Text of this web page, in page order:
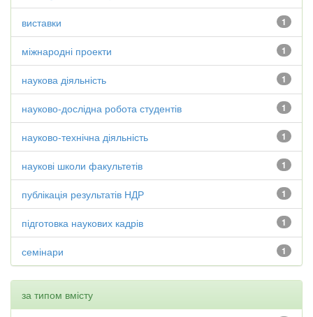
1
виставки
1
міжнародні проекти
1
наукова діяльність
1
науково-дослідна робота студентів
1
науково-технічна діяльність
1
наукові школи факультетів
1
публікація результатів НДР
1
підготовка наукових кадрів
1
семінари
за типом вмісту